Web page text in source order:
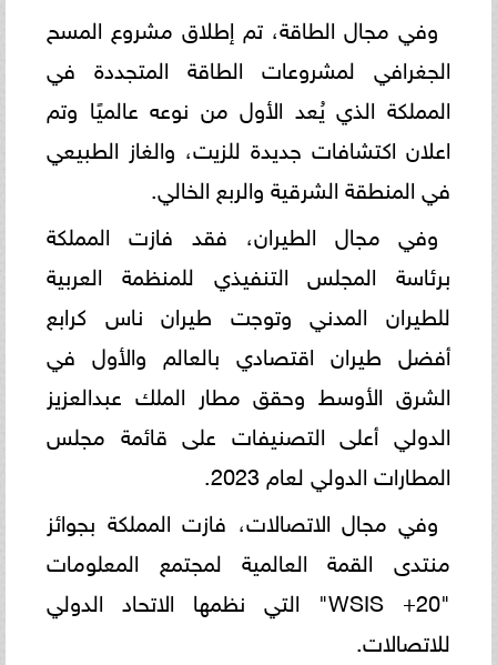
وفي مجال الطاقة، تم إطلاق مشروع المسح
الجغرافي لمشروعات الطاقة المتجددة في
المملكة الذي يُعد الأول من نوعه عالميًا وتم
اعلان اكتشافات جديدة للزيت، والغاز الطبيعي
في المنطقة الشرقية والربع الخالي.
وفي مجال الطيران، فقد فازت المملكة
برئاسة المجلس التنفيذي للمنظمة العربية
للطيران المدني وتوجت طيران ناس كرابع
أفضل طيران اقتصادي بالعالم والأول في
الشرق الأوسط وحقق مطار الملك عبدالعزيز
الدولي أعلى التصنيفات على قائمة مجلس
المطارات الدولي لعام 2023.
وفي مجال الاتصالات، فازت المملكة بجوائز
منتدى القمة العالمية لمجتمع المعلومات
"WSIS +20" التي نظمها الاتحاد الدولي
للاتصالات.